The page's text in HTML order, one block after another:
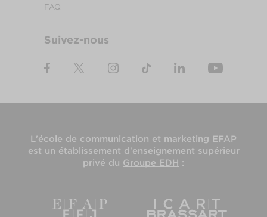
FAQ
Suivez-nous
L'école de communication et marketing EFAP
est un établissement d'enseignement supérieur
privé du Groupe EDH :